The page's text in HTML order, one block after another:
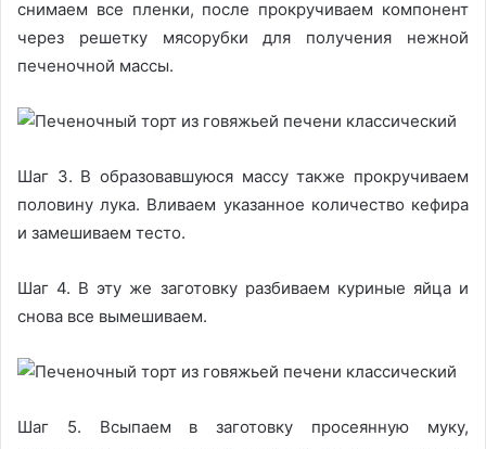
снимаем все пленки, после прокручиваем компонент
через решетку мясорубки для получения нежной
печеночной массы.
Шаг 3. В образовавшуюся массу также прокручиваем
половину лука. Вливаем указанное количество кефира
и замешиваем тесто.
Шаг 4. В эту же заготовку разбиваем куриные яйца и
снова все вымешиваем.
Шаг 5. Всыпаем в заготовку просеянную муку,